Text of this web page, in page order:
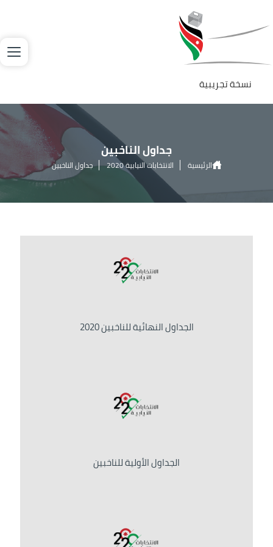
تجاوز إلى المحتوى الرئيسي
نسخة تجريبية
جداول الناخبين
الرئيسية الانتخابات النيابية 2020 جداول الناخبين
الجداول النهائية للناخبين 2020
الجداول الأولية للناخبين